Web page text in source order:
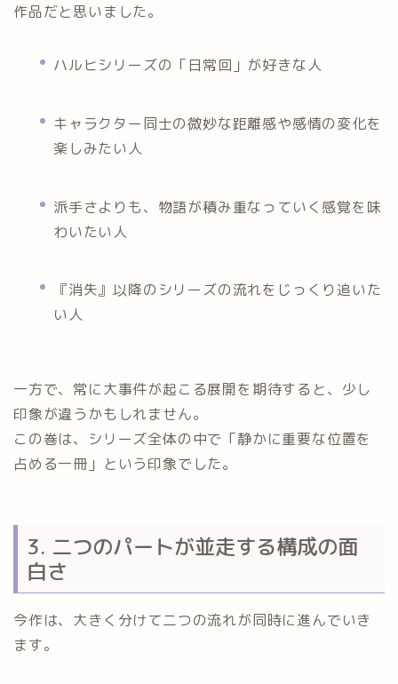
作品だと思いました。
ハルヒシリーズの「日常回」が好きな人
キャラクター同士の微妙な距離感や感情の変化を
楽しみたい人
派手さよりも、物語が積み重なっていく感覚を味
わいたい人
『消失』以降のシリーズの流れをじっくり追いた
い人
一方で、常に大事件が起こる展開を期待すると、少し
印象が違うかもしれません。
この巻は、シリーズ全体の中で「静かに重要な位置を
占める一冊」という印象でした。
3. 二つのパートが並走する構成の面
白さ
今作は、大きく分けて二つの流れが同時に進んでいき
ます。